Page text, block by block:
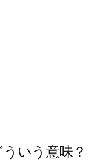
いう意味？